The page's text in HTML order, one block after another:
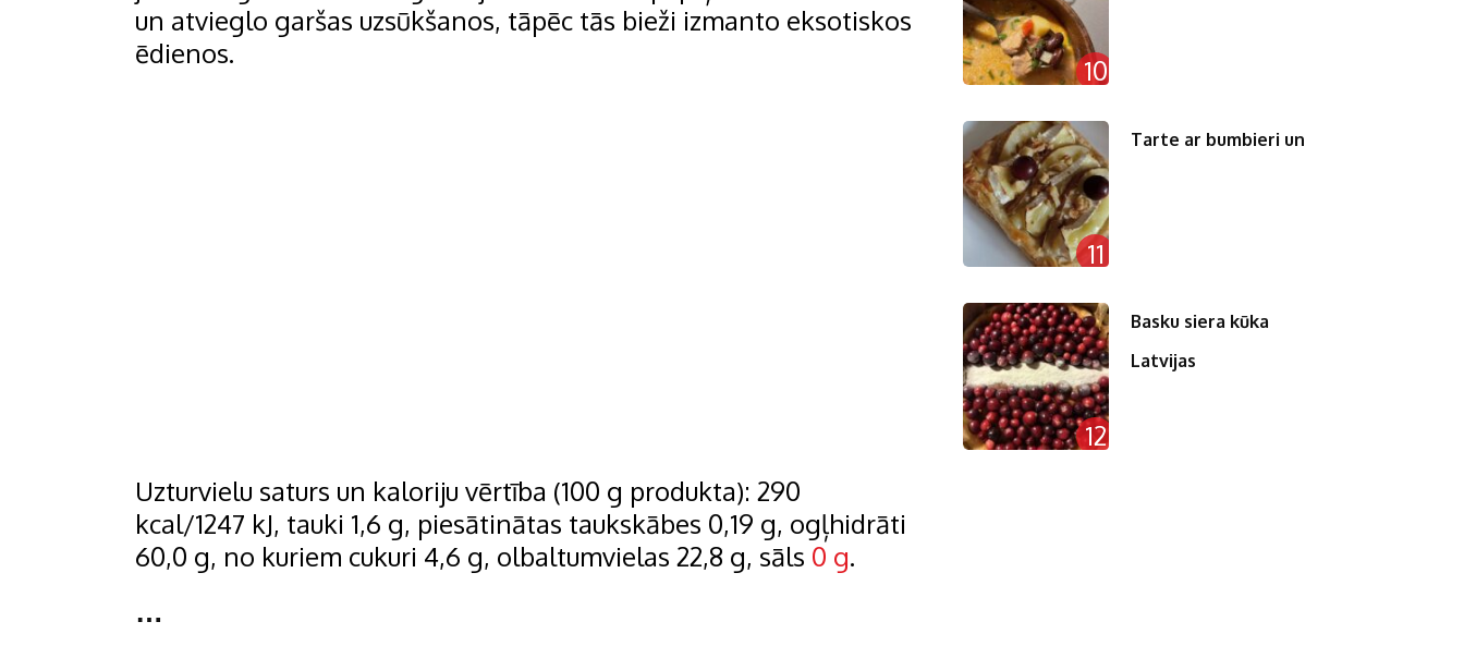
un atvieglo garšas uzsūkšanos, tāpēc tās bieži izmanto eksotiskos
ēdienos.
Uzturvielu saturs un kaloriju vērtība (100 g produkta): 290
kcal/1247 kJ, tauki 1,6 g, piesātinātas taukskābes 0,19 g, ogļhidrāti
60,0 g, no kuriem cukuri 4,6 g, olbaltumvielas 22,8 g, sāls 0 g.
…
10
11
Tarte ar bumbieri un
12
Basku siera kūka
Latvijas